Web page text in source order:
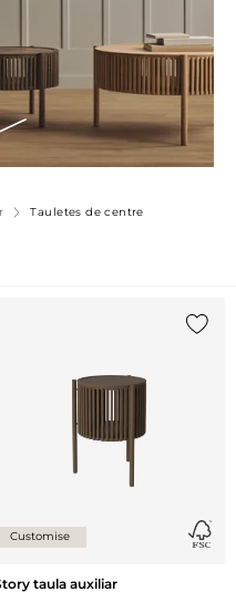
Tauletes de centre
Customise
taula auxiliar